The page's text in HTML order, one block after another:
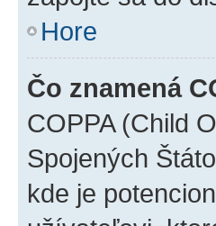
Hore
Čo znamená
COPPA (Child
Spojených
kde je